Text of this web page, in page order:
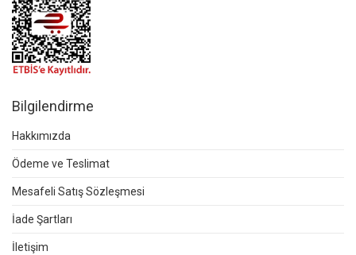
Bilgilendirme
Hakkımızda
Ödeme ve Teslimat
Mesafeli Satış Sözleşmesi
İade Şartları
İletişim